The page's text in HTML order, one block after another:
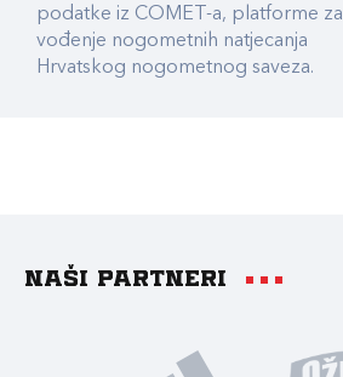
podatke iz COMET-a, platforme za
vođenje nogometnih natjecanja
Hrvatskog nogometnog saveza.
Naši partneri